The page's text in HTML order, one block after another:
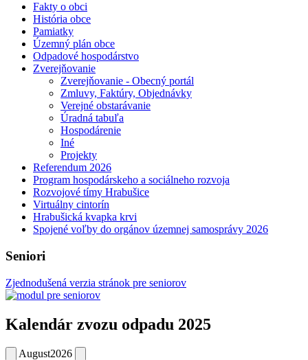
Fakty o obci
História obce
Pamiatky
Územný plán obce
Odpadové hospodárstvo
Zverejňovanie
Zverejňovanie - Obecný portál
Zmluvy, Faktúry, Objednávky
Verejné obstarávanie
Úradná tabuľa
Hospodárenie
Iné
Projekty
Referendum 2026
Program hospodárskeho a sociálneho rozvoja
Rozvojové tímy Hrabušice
Virtuálny cintorín
Hrabušická kvapka krvi
Spojené voľby do orgánov územnej samosprávy 2026
Seniori
Zjednodušená verzia stránok pre seniorov
Kalendár zvozu odpadu 2025
August2026